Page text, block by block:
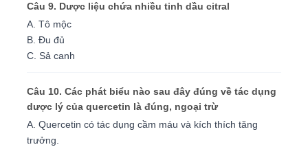
Câu 9. Dược liệu chứa nhiều tinh dầu citral
A. Tô mộc
B. Đu đủ
C. Sả canh
Câu 10. Các phát biểu nào sau đây đúng về tác dụng
dược lý của quercetin là đúng, ngoại trừ
A. Quercetin có tác dụng cầm máu và kích thích tăng
trưởng.